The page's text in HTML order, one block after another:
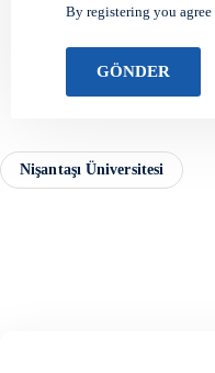
By registering you
Nişantaşı Üniversitesi